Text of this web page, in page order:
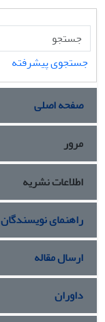
جستجوی پیشرفته
صفحه اصلی
مرور
اطلاعات نشریه
راهنمای نویسندگان
ارسال مقاله
داوران